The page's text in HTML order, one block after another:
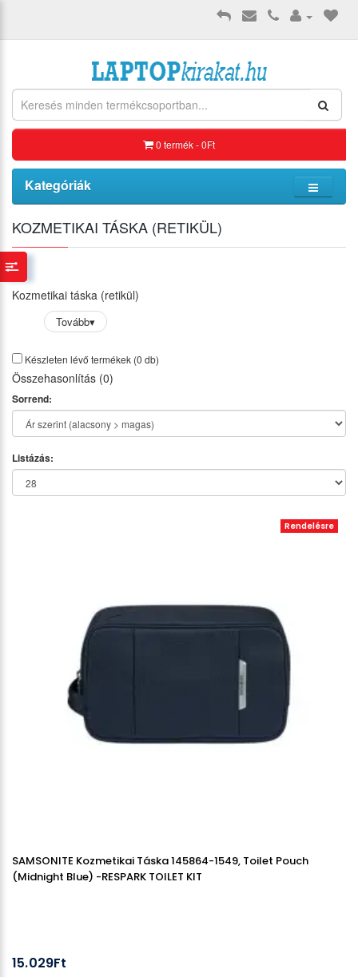
0 termék - 0Ft
Kategóriák
KOZMETIKAI TÁSKA (RETIKÜL)
Kozmetikai táska (retikül)
Tovább▾
Készleten lévő termékek (0 db)
Összehasonlítás (0)
Sorrend:
Listázás:
Rendelésre
SAMSONITE Kozmetikai Táska 145864-1549, Toilet Pouch
(Midnight Blue) -RESPARK TOILET KIT
15.029Ft